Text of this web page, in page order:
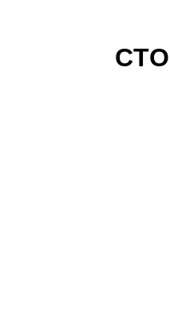
СТО